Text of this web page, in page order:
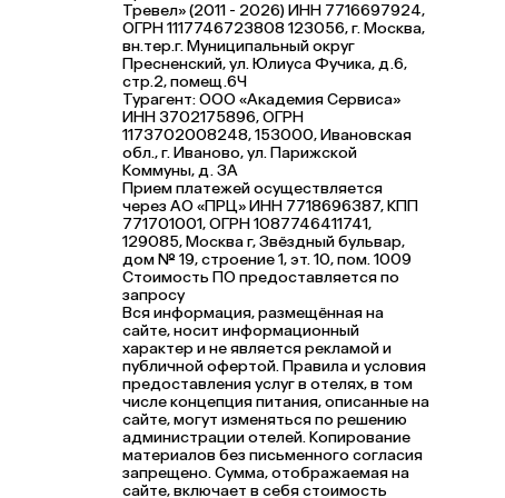
Тревел» (2011 - 2026) ИНН 7716697924,
ОГРН 1117746723808 123056, г. Москва,
вн.тер.г. Муниципальный округ
Пресненский, ул. Юлиуса Фучика, д.6,
стр.2, помещ.6Ч
Турагент: ООО «Академия Сервиса»
ИНН 3702175896, ОГРН
1173702008248, 153000, Ивановская
обл., г. Иваново, ул. Парижской
Коммуны, д. ЗА
Прием платежей осуществляется
через АО «ПРЦ» ИНН 7718696387, КПП
771701001, ОГРН 1087746411741,
129085, Москва г, Звёздный бульвар,
дом № 19, строение 1, эт. 10, пом. 1009
Стоимость ПО предоставляется по
запросу
Вся информация, размещённая на
сайте, носит информационный
характер и не является рекламой и
публичной офертой. Правила и условия
предоставления услуг в отелях, в том
числе концепция питания, описанные на
сайте, могут изменяться по решению
администрации отелей. Копирование
материалов без письменного согласия
запрещено. Сумма, отображаемая на
сайте, включает в себя стоимость